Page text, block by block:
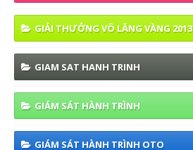
GIẢI THƯỞNG VÔ LĂNG VÀNG 2013
GIAM SAT HANH TRINH
GIÁM SÁT HÀNH TRÌNH
GIÁM SÁT HÀNH TRÌNH OTO